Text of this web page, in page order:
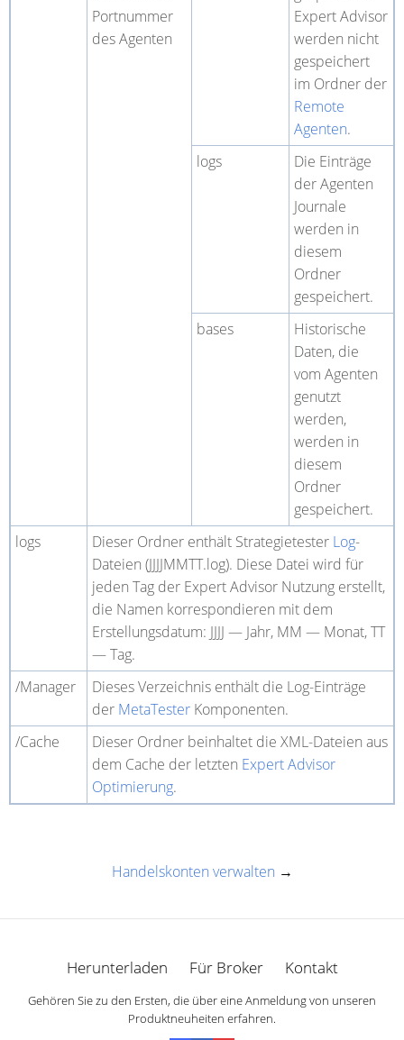
Portnummer
des Agenten
Expert Advisor
werden nicht
gespeichert
im Ordner der
Remote
Agenten.
logs
Die Einträge
der Agenten
Journale
werden in
diesem
Ordner
gespeichert.
bases
Historische
Daten, die
vom Agenten
genutzt
werden,
werden in
diesem
Ordner
gespeichert.
logs
Dieser Ordner enthält Strategietester Log-
Dateien (JJJJMMTT.log). Diese Datei wird für
jeden Tag der Expert Advisor Nutzung erstellt,
die Namen korrespondieren mit dem
Erstellungsdatum: JJJJ — Jahr, MM — Monat, TT
—Tag.
/Manager
Dieses Verzeichnis enthält die Log-Einträge
der MetaTester Komponenten.
/Cache
Dieser Ordner beinhaltet die XML-Dateien aus
dem Cache der letzten Expert Advisor
Optimierung.
Handelskonten verwalten →
Herunterladen Für Broker Kontakt
Gehören Sie zu den Ersten, die über eine Anmeldung von unseren
Produktneuheiten erfahren.